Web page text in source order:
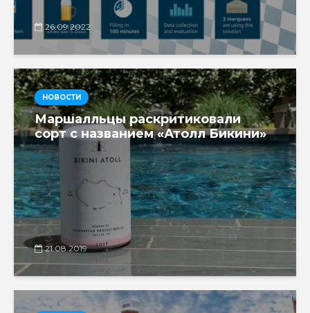
26.09.2022
НОВОСТИ
Маршалльцы раскритиковали
сорт с названием «Атолл Бикини»
21.08.2019